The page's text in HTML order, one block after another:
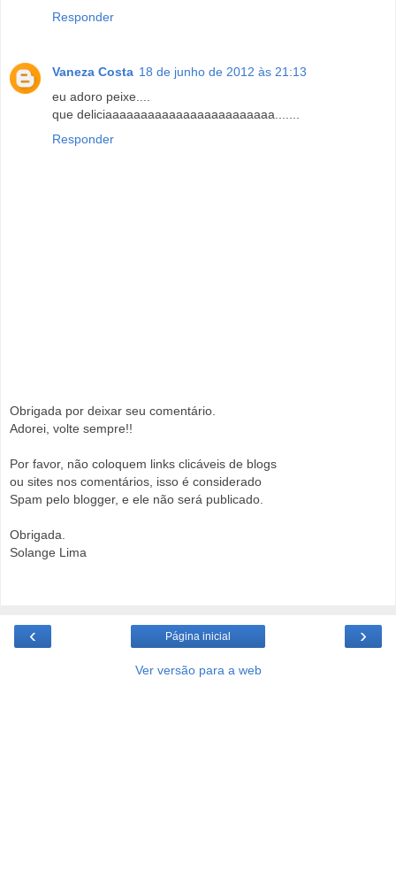
Responder
Vaneza Costa 18 de junho de 2012 às 21:13
eu adoro peixe....
que deliciaaaaaaaaaaaaaaaaaaaaaaaa.......
Responder
Obrigada por deixar seu comentário.
Adorei, volte sempre!!
Por favor, não coloquem links clicáveis de blogs
ou sites nos comentários, isso é considerado
Spam pelo blogger, e ele não será publicado.
Obrigada.
Solange Lima
‹ ›
Página inicial
Ver versão para a web